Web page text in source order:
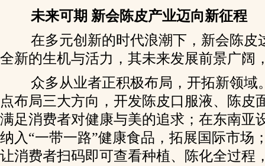
未来可期 新会陈皮产业迈向新征程
在多元创新的时代浪潮下，新会陈皮
全新的生机与活力，其未来发展前景广阔
众多从业者正积极布局，开拓新领域
点布局三大方向，开发陈皮口服液、陈皮
满足消费者对健康与美的追求；在东南亚
纳入“一带一路”健康食品，拓展国际市场
让消费者扫码即可查看种植、陈化全过程